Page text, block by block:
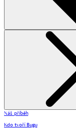
Náš příběh
Kdo tvoří Bugu